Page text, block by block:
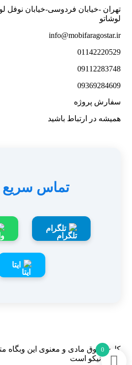
تهران -خیابان فردوسی-خیابان نوفل
لوشاتو
info@mobifaragostar.ir
01142220529
09112283748
09369284609
سفارش پروژه
همیشه در ارتباط باشید
تماس سریع
تلگرام
ایتا
کلیه حقوق مادی و معنوی این وبگاه
گستر نیکو است
0